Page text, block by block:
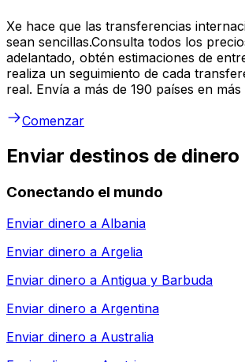
Xe hace que las transferencias
sean sencillas.Consulta todos los
adelantado, obtén estimaciones de
realiza un seguimiento de cada
real. Envía a más de 190 países en más
Comenzar
Enviar destinos de dinero
Conectando el mundo
Enviar dinero a Albania
Enviar dinero a Argelia
Enviar dinero a Antigua y Barbuda
Enviar dinero a Argentina
Enviar dinero a Australia